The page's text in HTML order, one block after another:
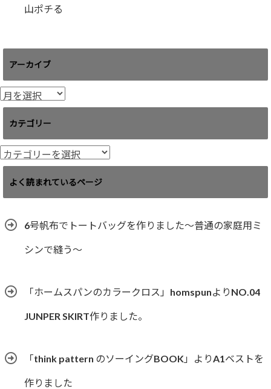
山ポチる
アーカイブ
ア
ー
イ
ブ
カテゴリー
カ
テ
リ
よく読まれているページ
6号帆布でトートバッグを作りました〜普通の家庭用ミ
シンで縫う〜
「ホームスパンのカラークロス」homspunよりNO.04
JUNPER SKIRT作りました。
「think pattern のソーイングBOOK」よりA1ベストを
作りました